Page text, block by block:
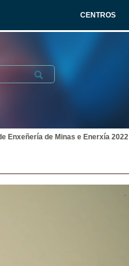
CENTROS
Submit
Enxeñería de Minas e Enerxía 2022